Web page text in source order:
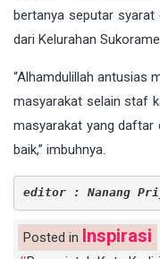
bertanya seputar
dari Kelurahan
“Alhamdulillah antusias
masyarakat selain staf
masyarakat yang daftar
baik,” imbuhnya.
editor : Nanang
Posted in Inspirasi